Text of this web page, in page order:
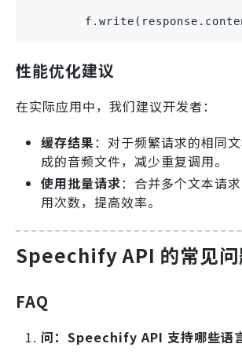
性能优化建议
在实际应用中，我们建议开发者：
缓存结果：对于频繁请求的相同
成的音频文件，减少重复调用。
使用批量请求：合并多个文本请
用次数，提高效率。
Speechify API 的常见问
FAQ
问：Speechify API 支持哪些语